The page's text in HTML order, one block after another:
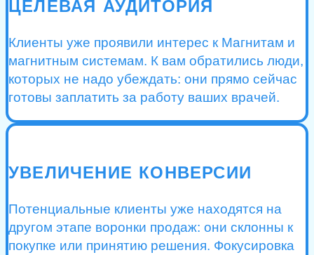
ЦЕЛЕВАЯ АУДИТОРИЯ
Клиенты уже проявили интерес к Магнитам и
магнитным системам. К вам обратились люди,
которых не надо убеждать: они прямо сейчас
готовы заплатить за работу ваших врачей.
УВЕЛИЧЕНИЕ КОНВЕРСИИ
Потенциальные клиенты уже находятся на
другом этапе воронки продаж: они склонны к
покупке или принятию решения. Фокусировка